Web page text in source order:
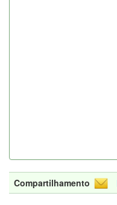
Compartilhamento